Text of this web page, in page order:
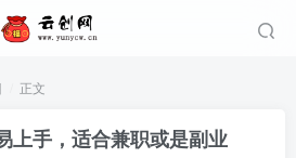
正文
上手，适合兼职或是副业